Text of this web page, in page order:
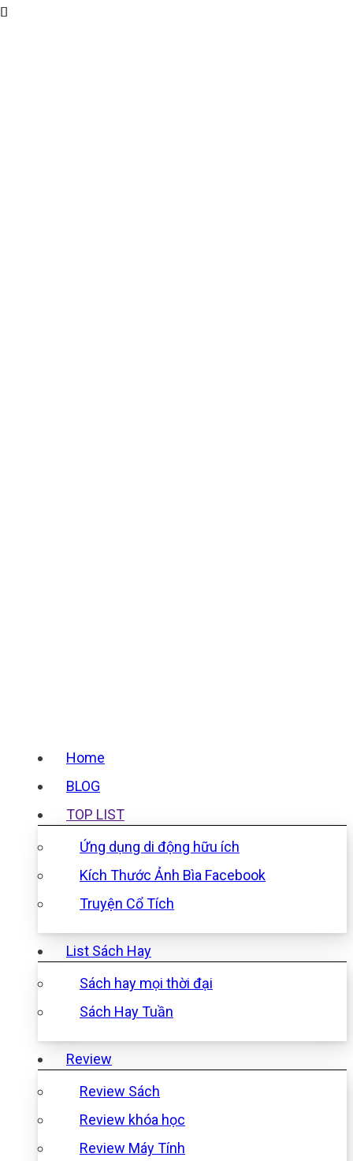
Home
BLOG
TOP LIST
Ứng dụng di động hữu ích
Kích Thước Ảnh Bìa Facebook
Truyện Cổ Tích
List Sách Hay
Sách hay mọi thời đại
Sách Hay Tuần
Review
Review Sách
Review khóa học
Review Máy Tính